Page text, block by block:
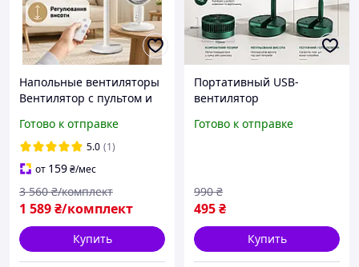
Напольные вентиляторы
Вентилятор с пультом и
Вентилятор комнатный с
наклоном для офиса и
спальни Офисные
вентилят
Готово к отправке
5.0 (1)
от 159₴/мес
1 589₴/комплект
3 560 ₴/комплект
Купить
Портативный USB-
вентилятор
складной настольный с
Готово к отправке
495₴
990 ₴
Купить